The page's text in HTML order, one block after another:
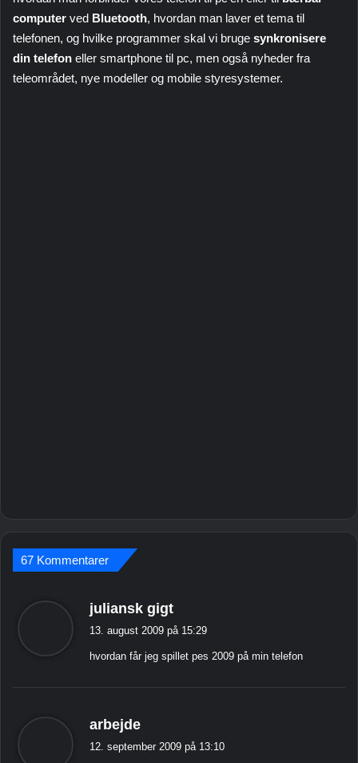
computer ved Bluetooth, hvordan man laver et tema til
telefonen, og hvilke programmer skal vi bruge synkronisere
din telefon eller smartphone til pc, men også nyheder fra
teleområdet, nye modeller og mobile styresystemer.
67 Kommentarer
juliansk gigt
i
e
13. august 2009 på 15:29
hvordan får jeg spillet pes 2009 på min telefon
arbejde
12. september 2009 på 13:10